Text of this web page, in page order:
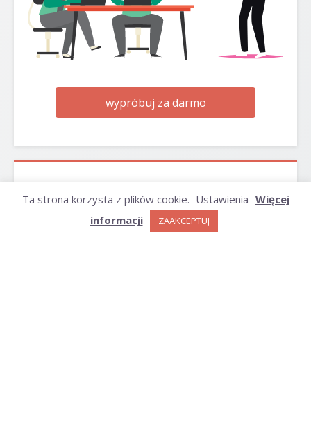
wypróbuj za darmo
Ta strona korzysta z plików cookie. Ustawienia Więcej
informacji
ZAAKCEPTUJ